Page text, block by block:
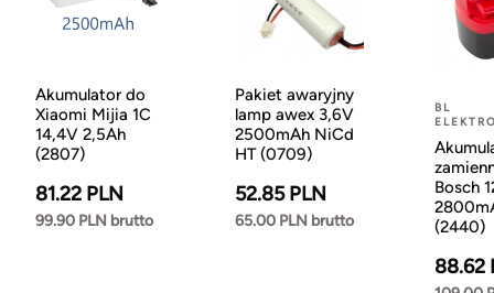
Akumulator do
Xiaomi Mijia 1C
14,4V 2,5Ah
(2807)
81.22 PLN
99.90 PLN brutto
Pakiet awaryjny
lamp awex 3,6V
2500mAh NiCd
HT (0709)
52.85 PLN
65.00 PLN brutto
BL
Bosch
(2440)
88.62